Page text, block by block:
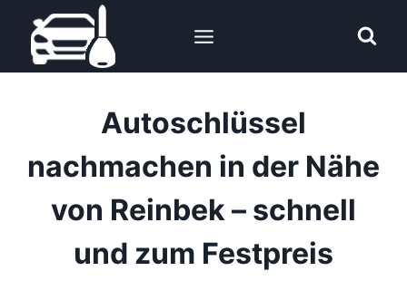
Inhalt
springen
Autoschlüssel
nachmachen in der Nähe
von Reinbek – schnell
und zum Festpreis